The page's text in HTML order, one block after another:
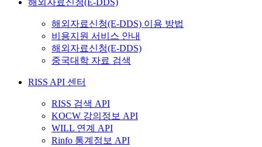
해외자료신청(E-DDS)
해외자료신청(E-DDS) 이용 방법
비용지원 서비스 안내
해외자료신청(E-DDS)
중국대학 자료 검색
RISS API 센터
RISS 검색 API
KOCW 강의정보 API
WILL 연계 API
Rinfo 통계정보 API